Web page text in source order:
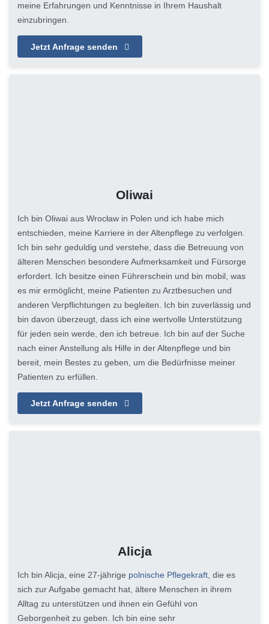
meine Erfahrungen und Kenntnisse in Ihrem Haushalt
einzubringen.
Jetzt Anfrage senden
Oliwai
Ich bin Oliwai aus Wrocław in Polen und ich habe mich
entschieden, meine Karriere in der Altenpflege zu verfolgen.
Ich bin sehr geduldig und verstehe, dass die Betreuung von
älteren Menschen besondere Aufmerksamkeit und Fürsorge
erfordert. Ich besitze einen Führerschein und bin mobil, was
es mir ermöglicht, meine Patienten zu Arztbesuchen und
anderen Verpflichtungen zu begleiten. Ich bin zuverlässig und
bin davon überzeugt, dass ich eine wertvolle Unterstützung
für jeden sein werde, den ich betreue. Ich bin auf der Suche
nach einer Anstellung als Hilfe in der Altenpflege und bin
bereit, mein Bestes zu geben, um die Bedürfnisse meiner
Patienten zu erfüllen.
Jetzt Anfrage senden
Alicja
Ich bin Alicja, eine 27-jährige polnische Pflegekraft, die es
sich zur Aufgabe gemacht hat, ältere Menschen in ihrem
Alltag zu unterstützen und ihnen ein Gefühl von
Geborgenheit zu geben. Ich bin eine sehr